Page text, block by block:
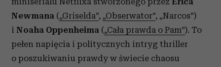
Newmana („Griselda”, „Obserwator”, „Narcos”)
i Noaha Oppenheima („Cała prawda o Pam”). To
pełen napięcia i politycznych intryg thriller
o poszukiwaniu prawdy w świecie chaosu